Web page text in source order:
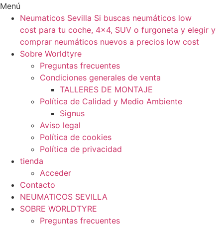
Ir
contenido
Menú
Neumaticos Sevilla Si buscas neumáticos low
cost para tu coche, 4×4, SUV o furgoneta y elegir y
comprar neumáticos nuevos a precios low cost
Sobre Worldtyre
Preguntas frecuentes
Condiciones generales de venta
TALLERES DE MONTAJE
Política de Calidad y Medio Ambiente
Signus
Aviso legal
Política de cookies
Política de privacidad
tienda
Acceder
Contacto
NEUMATICOS SEVILLA
SOBRE WORLDTYRE
Preguntas frecuentes